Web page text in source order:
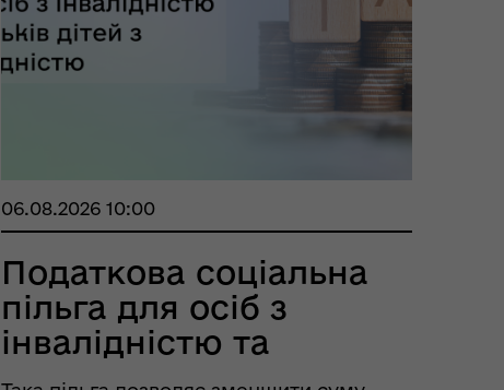
06.08.2026 10:00
Податкова соціальна
пільга для осіб з
інвалідністю та
батьків...